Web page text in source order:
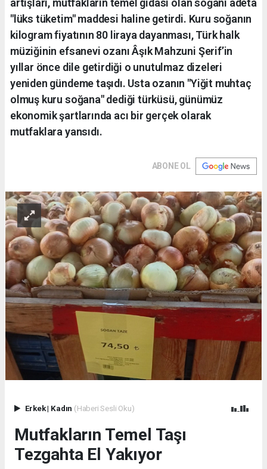
artışları, mutfakların temel gıdası olan soğanı adeta
"lüks tüketim" maddesi haline getirdi. Kuru soğanın
kilogram fiyatının 80 liraya dayanması, Türk halk
müziğinin efsanevi ozanı Âşık Mahzuni Şerif’in
yıllar önce dile getirdiği o unutulmaz dizeleri
yeniden gündeme taşıdı. Usta ozanın "Yiğit muhtaç
olmuş kuru soğana" dediği türküsü, günümüz
ekonomik şartlarında acı bir gerçek olarak
mutfaklara yansıdı.
ABONE OL
Erkek| Kadın (Haberi Sesli Oku)
Mutfakların Temel Taşı
Tezgahta El Yakıyor